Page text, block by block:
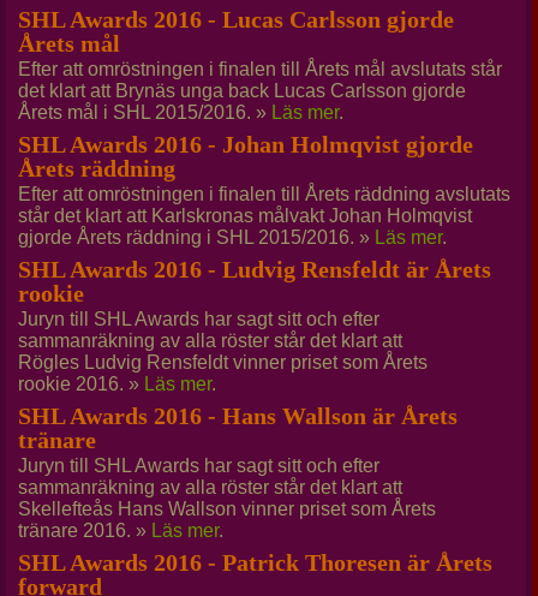
SHL Awards 2016 - Lucas Carlsson gjorde
Årets mål
Efter att omröstningen i finalen till Årets mål avslutats står
det klart att Brynäs unga back Lucas Carlsson gjorde
Årets mål i SHL 2015/2016. » Läs mer.
SHL Awards 2016 - Johan Holmqvist gjorde
Årets räddning
Efter att omröstningen i finalen till Årets räddning avslutats
står det klart att Karlskronas målvakt Johan Holmqvist
gjorde Årets räddning i SHL 2015/2016. » Läs mer.
SHL Awards 2016 - Ludvig Rensfeldt är Årets
rookie
Juryn till SHL Awards har sagt sitt och efter
sammanräkning av alla röster står det klart att
Rögles Ludvig Rensfeldt vinner priset som Årets
rookie 2016. » Läs mer.
SHL Awards 2016 - Hans Wallson är Årets
tränare
Juryn till SHL Awards har sagt sitt och efter
sammanräkning av alla röster står det klart att
Skellefteås Hans Wallson vinner priset som Årets
tränare 2016. » Läs mer.
SHL Awards 2016 - Patrick Thoresen är Årets
forward